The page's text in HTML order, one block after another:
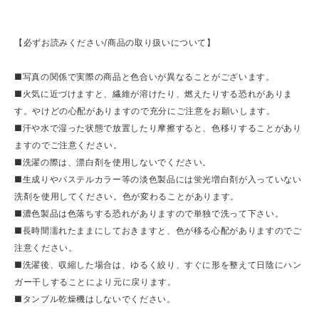
【必ずお読みください/商品の取り扱いについて】
■写真の関係で実際の商品と色合いが異なることがございます。
■火気に近づけますと、繊維が溶けたり、燃えたりする恐れがありま
す。やけどの心配がありますので充分にご注意をお願いします。
■汗や水で湿った状態で放置したり摩擦すると、色移りすることがあり
ますのでご注意ください。
■洗濯の際は、漂白剤を使用しないでください。
■生成りやパステルカラー等の淡色製品には蛍光増白剤が入っていない
洗剤を使用してください。色が変わることがあります。
■濃色製品は色落ちする恐れがありますので単独で洗って下さい。
■長時間濡れたままにしておきますと、色が移る心配がありますのでご
注意ください。
■洗濯後、収縮した場合は、ゆるく絞り、すぐに形を整えて日陰にハン
ガー干しすることにより元に戻ります。
■タンブル乾燥機はしないでください。